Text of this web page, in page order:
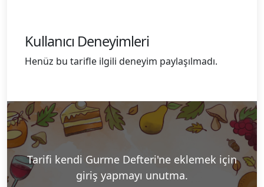
Kullanıcı Deneyimleri
Henüz bu tarifle ilgili deneyim paylaşılmadı.
Tarifi kendi Gurme Defteri'ne eklemek için
giriş yapmayı unutma.